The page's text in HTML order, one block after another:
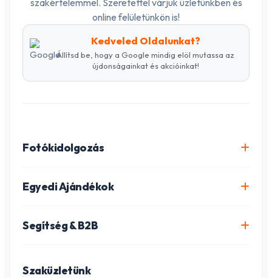
szakértelemmel. Szeretettel várjuk üzletünkben és
online felületünkön is!
Kedveled Oldalunkat?
Állítsd be, hogy a Google mindig elöl mutassa az
újdonságainkat és akcióinkat!
Fotókidolgozás
Igazolványkép készítés
Egyedi Ajándékok
Gravírozott ajándékok
Segítség & B2B
Szaküzletünk